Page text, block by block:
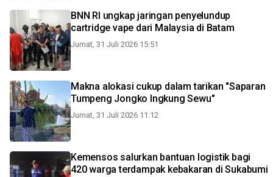
BNN RI ungkap jaringan penyelundup
cartridge vape dari Malaysia di Batam
Jumat, 31 Juli 2026 15:51
Makna alokasi cukup dalam tarikan "Saparan
Tumpeng Jongko Ingkung Sewu"
Jumat, 31 Juli 2026 11:12
Kemensos salurkan bantuan logistik bagi
420 warga terdampak kebakaran di Sukabumi